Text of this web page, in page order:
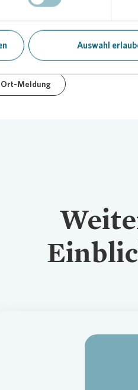
Auswahl
Soziales Engagement
Meldung